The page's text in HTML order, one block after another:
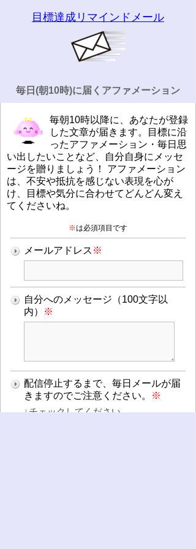
目標達成リマインドメール
毎日(朝10時)に届くアファメーション
毎朝10時以降に、あなたが登録
した文章が届きます。目標に沿
ったアファメーション・毎日思
い出したいことなど、自分自身にメッセ
ージを贈りましょう！ アファメーション
は、不安や抵抗を感じない表現を心が
け、目標や気分に合わせてどんどん変え
てくださいね。
※は必須項目です
メールアドレス ※
自分へのメッセージ（100文字以
内）
※
配信停止するまで、毎日メールが届
きますのでご注意ください。
※
↓チェックしてください。